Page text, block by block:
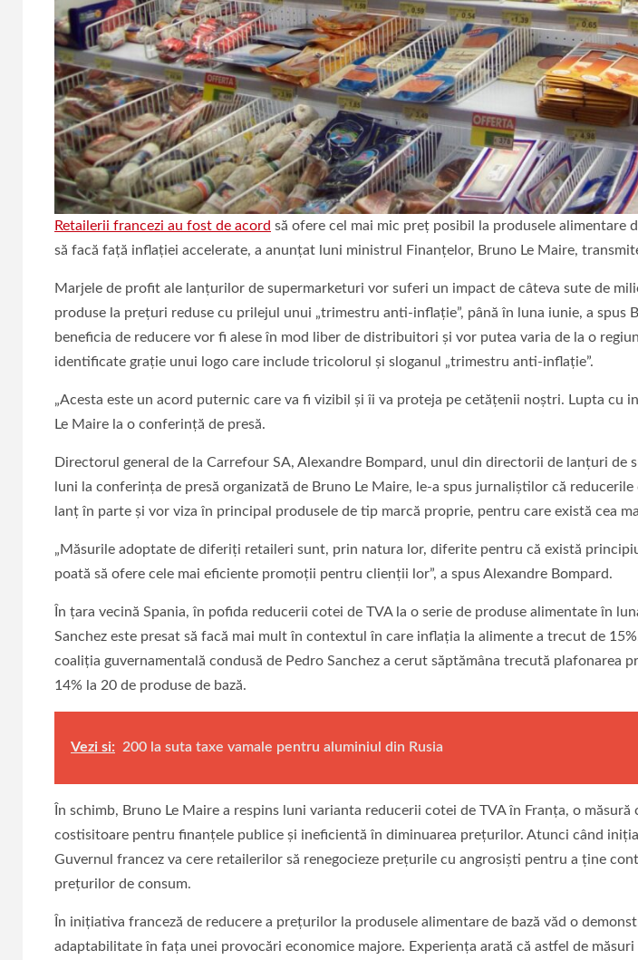
Retailerii francezi au fost de acord să ofere cel mai mic preţ posibil la produsele alimentare
să facă faţă inflaţiei accelerate, a anunţat luni ministrul Finanţelor, Bruno Le Maire,
Marjele de profit ale lanţurilor de supermarketuri vor suferi un impact de câteva sute de
produse la preţuri reduse cu prilejul unui „trimestru anti-inflaţie”, până în luna iunie, a spus
beneficia de reducere vor fi alese în mod liber de distribuitori şi vor putea varia de la o
identificate graţie unui logo care include tricolorul şi sloganul „trimestru anti-inflaţie”.
„Acesta este un acord puternic care va fi vizibil şi îi va proteja pe cetăţenii noştri. Lupta cu
Le Maire la o conferinţă de presă.
Directorul general de la Carrefour SA, Alexandre Bompard, unul din directorii de lanţuri de
luni la conferinţa de presă organizată de Bruno Le Maire, le-a spus jurnaliştilor că
lanţ în parte şi vor viza în principal produsele de tip marcă proprie, pentru care există cea
„Măsurile adoptate de diferiţi retaileri sunt, prin natura lor, diferite pentru că există
poată să ofere cele mai eficiente promoţii pentru clienţii lor”, a spus Alexandre Bompard.
În ţara vecină Spania, în pofida reducerii cotei de TVA la o serie de produse alimentate în
Sanchez este presat să facă mai mult în contextul în care inflaţia la alimente a trecut de
coaliţia guvernamentală condusă de Pedro Sanchez a cerut săptămâna trecută plafonarea
14% la 20 de produse de bază.
Vezi si: 200 la suta taxe vamale pentru aluminiul din Rusia
În schimb, Bruno Le Maire a respins luni varianta reducerii cotei de TVA în Franţa, o
costisitoare pentru finanţele publice şi ineficientă în diminuarea preţurilor. Atunci când
Guvernul francez va cere retailerilor să renegocieze preţurile cu angrosişti pentru a ţine
preţurilor de consum.
În inițiativa franceză de reducere a prețurilor la produsele alimentare de bază văd o
adaptabilitate în fața unei provocări economice majore. Experiența arată că astfel de